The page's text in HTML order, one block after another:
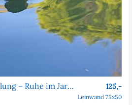
Künstlerische Spiegelung – Ruhe im Jardim da Estrela 125,-
Leinwand 75x50